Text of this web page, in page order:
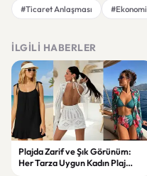
#Ticaret Anlaşması
#Ekonomi
İLGILI HABERLER
Plajda Zarif ve Şık Görünüm:
Her Tarza Uygun Kadın Plaj